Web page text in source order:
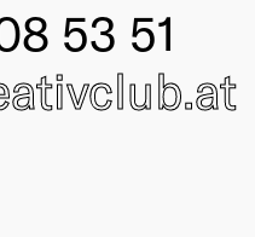
53 51
.at